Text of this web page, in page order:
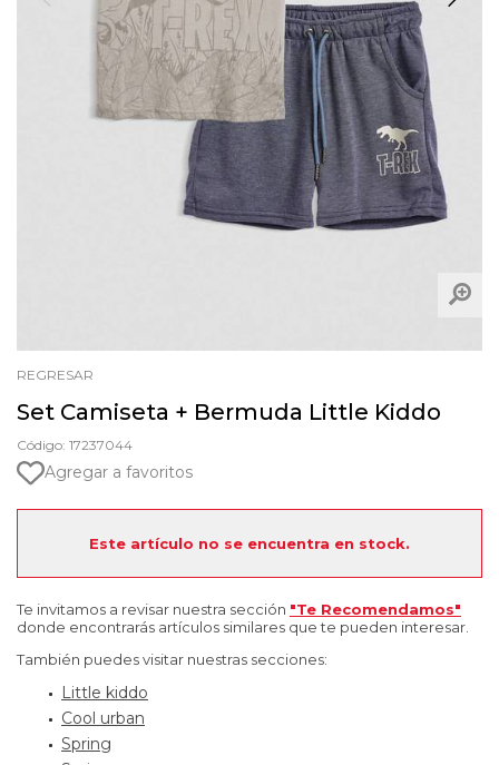
REGRESAR
Set Camiseta + Bermuda Little Kiddo
Código: 17237044
Agregar a favoritos
Este artículo no se encuentra en stock.
Te invitamos a revisar nuestra sección "Te Recomendamos"
donde encontrarás artículos similares que te pueden interesar.
También puedes visitar nuestras secciones:
Little kiddo
Cool urban
Spring